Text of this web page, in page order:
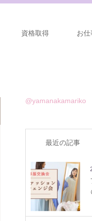
資格取得 お
@yamanakamariko
最近の記事